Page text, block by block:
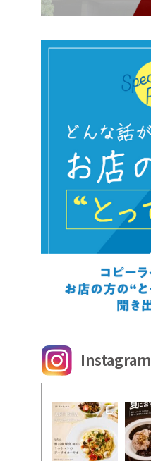
Instagram